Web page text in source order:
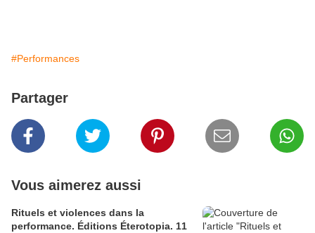
#Performances
Partager
Vous aimerez aussi
Rituels et violences dans la
performance. Éditions Éterotopia. 11